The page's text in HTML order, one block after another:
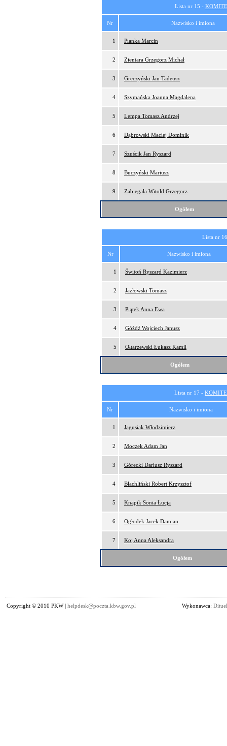
Lista nr 15 -
Nr Nazwisko i imiona
1 Pianka Marcin
2 Zientara Grzegorz Michał
3 Greczyński Jan Tadeusz
4 Szymańska Joanna Magdalena
5 Lempa Tomasz Andrzej
6 Dąbrowski Maciej Dominik
7 Szuścik Jan Ryszard
8 Buczyński Mariusz
9 Zabiegała Witold Grzegorz
Ogółem
Lista nr
Nr Nazwisko i imiona
1 Świtoń Ryszard Kazimierz
2 Jazłowski Tomasz
3 Piątek Anna Ewa
4 Góźdź Wojciech Janusz
5 Ołtarzewski Łukasz Kamil
Ogółem
Lista nr 17 -
Nr Nazwisko i imiona
1 Jagusiak Włodzimierz
2 Moczek Adam Jan
3 Górecki Dariusz Ryszard
4 Blachliński Robert Krzysztof
5 Knapik Sonia Łucja
6 Ogłodek Jacek Damian
7 Koj Anna Aleksandra
Ogółem
Copyright © 2010 PKW | helpdesk@poczta.kbw.gov.pl Wykonawca: